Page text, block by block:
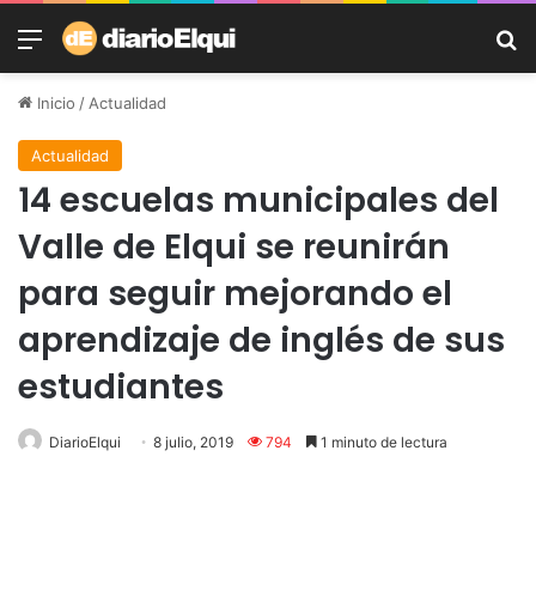
Menú
Inicio /Actualidad
Actualidad
14 escuelas municipales del
Valle de Elqui se reunirán
para seguir mejorando el
aprendizaje de inglés de sus
estudiantes
DiarioElqui 8 julio, 2019 794 1 minuto de lectura